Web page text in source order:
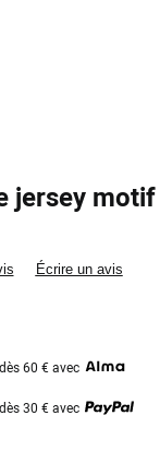
jersey
Écrire un avis
60 € avec
30 € avec